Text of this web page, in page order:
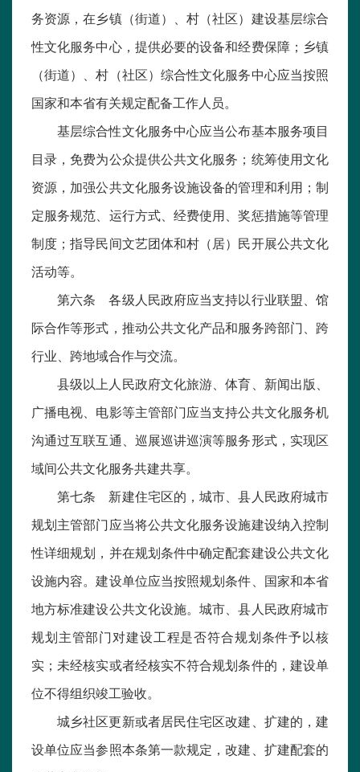
务资源，在乡镇（街道）、村（社区）建设基层综合
性文化服务中心，提供必要的设备和经费保障；乡镇
（街道）、村（社区）综合性文化服务中心应当按照
国家和本省有关规定配备工作人员。
基层综合性文化服务中心应当公布基本服务项目
目录，免费为公众提供公共文化服务；统筹使用文化
资源，加强公共文化服务设施设备的管理和利用；制
定服务规范、运行方式、经费使用、奖惩措施等管理
制度；指导民间文艺团体和村（居）民开展公共文化
活动等。
第六条 各级人民政府应当支持以行业联盟、馆
际合作等形式，推动公共文化产品和服务跨部门、跨
行业、跨地域合作与交流。
县级以上人民政府文化旅游、体育、新闻出版、
广播电视、电影等主管部门应当支持公共文化服务机
沟通过互联互通、巡展巡讲巡演等服务形式，实现区
域间公共文化服务共建共享。
第七条 新建住宅区的，城市、县人民政府城市
规划主管部门应当将公共文化服务设施建设纳入控制
性详细规划，并在规划条件中确定配套建设公共文化
设施内容。建设单位应当按照规划条件、国家和本省
地方标准建设公共文化设施。城市、县人民政府城市
规划主管部门对建设工程是否符合规划条件予以核
实；未经核实或者经核实不符合规划条件的，建设单
位不得组织竣工验收。
城乡社区更新或者居民住宅区改建、扩建的，建
设单位应当参照本条第一款规定，改建、扩建配套的